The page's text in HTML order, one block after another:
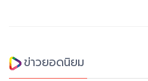
ข่าวยอดนิยม